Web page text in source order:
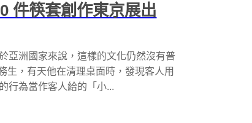
件筷套創作東京展出
亞洲國家來說，這樣的文化仍然沒有普
生，有天他在清理桌面時，發現客人用
行為當作客人給的「小...